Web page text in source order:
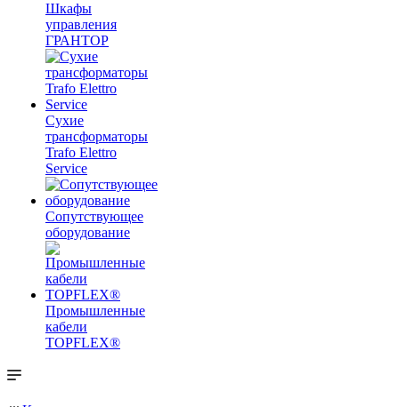
Шкафы
управления
ГРАНТОР
Сухие
трансформаторы
Trafo Elettro
Service
Сопутствующее
оборудование
Промышленные
кабели
TOPFLEX®